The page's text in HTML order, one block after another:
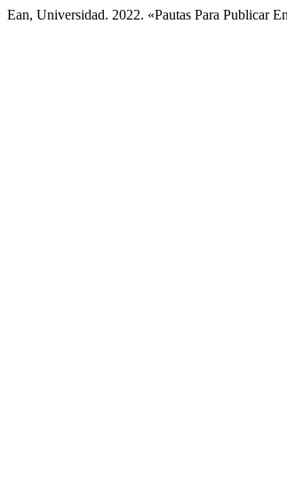
Ean, Universidad. 2022. «Pautas Para Publicar